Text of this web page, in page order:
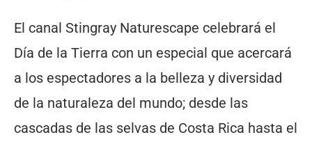
El canal Stingray Naturescape celebrará el
Día de la Tierra con un especial que acercará
a los espectadores a la belleza y diversidad
de la naturaleza del mundo; desde las
cascadas de las selvas de Costa Rica hasta el